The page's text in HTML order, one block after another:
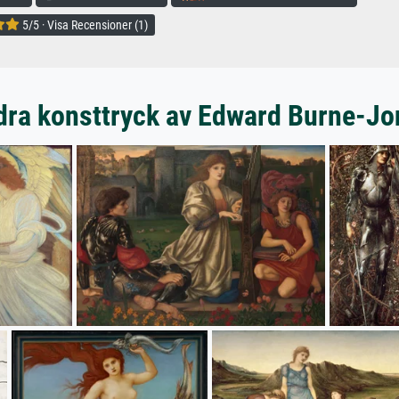
5/5 · Visa Recensioner (1)
konsttryck av Edward Burne-